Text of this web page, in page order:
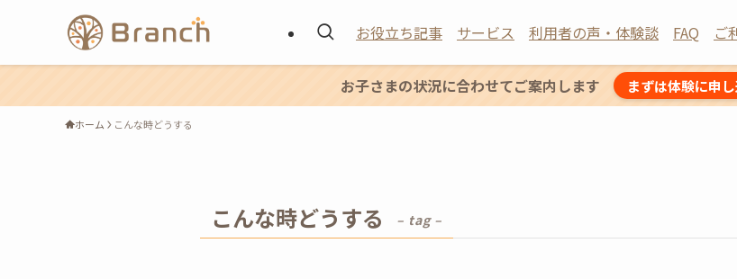
お役立ち記事 サービス 利用者の声・体験談 FAQ ご
お子さまの状況に合わせてご案内します まずは体験に申
ホーム こんな時どうする
こんな時どうする – tag –